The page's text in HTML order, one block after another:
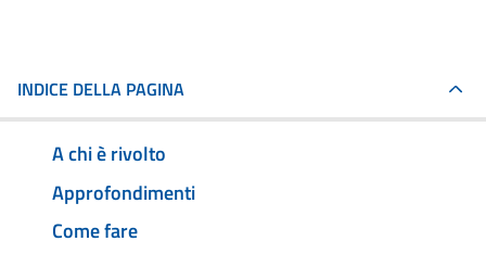
INDICE DELLA PAGINA
A chi è rivolto
Approfondimenti
Come fare